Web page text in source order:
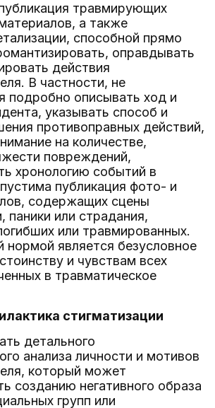
травмирующих
а также
способной прямо
оправдывать
действия
В частности, не
подробно описывать ход и
указывать способ и
противоправных действий,
на количестве,
повреждений,
хронологию событий в
публикация фото- и
содержащих сцены
паники или страдания,
или травмированных.
является безусловное
и чувствам всех
в травматическое
стигматизации
детального
анализа личности и мотивов
который может
созданию негативного образа
групп или